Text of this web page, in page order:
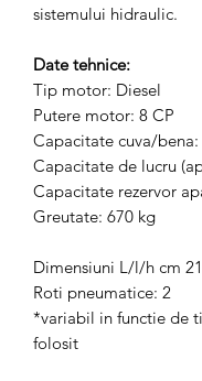
sistemului hidraulic.
Date tehnice:
Tip motor: Diesel
Putere motor: 8 CP
Capacitate cuva/
Capacitate de lucru
Capacitate rezervor
Greutate: 670 kg
Dimensiuni L/l/h cm
Roti pneumatice: 2
*variabil in functie de
folosit